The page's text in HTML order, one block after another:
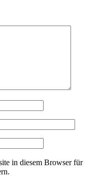
in diesem Browser für